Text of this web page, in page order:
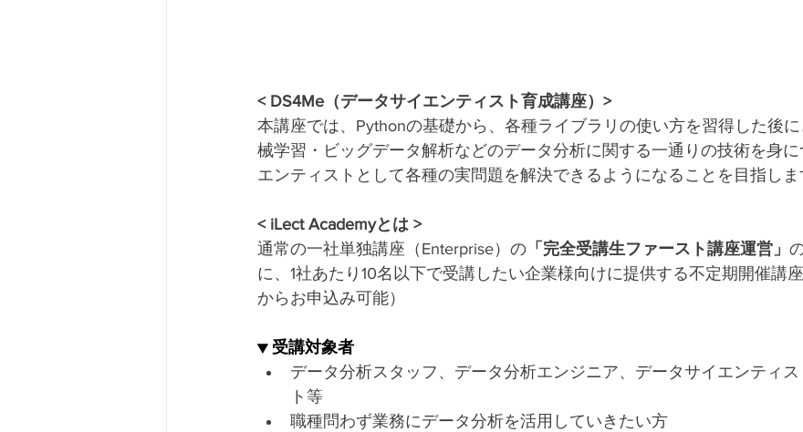
< DS4Me（データサイエンティスト育成講座）>
本講座では、Pythonの基礎から、各種ライブラリの使い方を習得した後
械学習・ビッグデータ解析などのデータ分析に関する一通りの技術を身
エンティストとして各種の実問題を解決できるようになることを目指しま
< iLect Academyとは >
通常の一社単独講座（Enterprise）の 「完全受講生ファースト講座運営」
に、1社あたり10名以下で受講したい企業様向けに提供する不定期開催講
からお申込み可能）
▼ 受講対象者
データ分析スタッフ、データ分析エンジニア、データサイエンティ
ト等
職種問わず業務にデータ分析を活用していきたい方